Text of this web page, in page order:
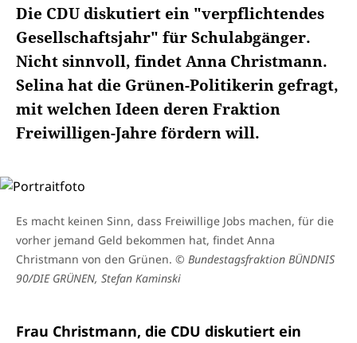
Die CDU diskutiert ein "verpflichtendes
Gesellschaftsjahr" für Schulabgänger.
Nicht sinnvoll, findet Anna Christmann.
Selina hat die Grünen-Politikerin gefragt,
mit welchen Ideen deren Fraktion
Freiwilligen-Jahre fördern will.
Es macht keinen Sinn, dass Freiwillige Jobs machen, für die
vorher jemand Geld bekommen hat, findet Anna
Christmann von den Grünen. © Bundestagsfraktion BÜNDNIS
90/DIE GRÜNEN, Stefan Kaminski
Frau Christmann, die CDU diskutiert ein